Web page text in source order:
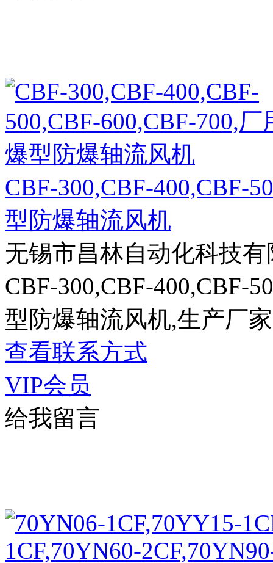
CBF-300,CBF-400,CBF-
型防爆轴流风机
无锡市昌林自动化科技有
CBF-300,CBF-400,CBF-
型防爆轴流风机,生产厂
查看联系方式
VIP会员
给我留言